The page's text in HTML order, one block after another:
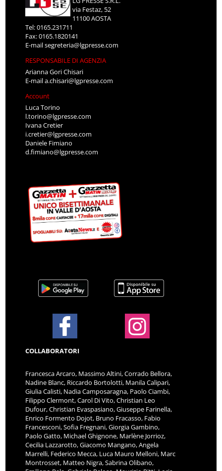
via Festaz, 52
11100 AOSTA
Tel: 0165.231711
Fax: 0165.1820141
E-mailsegreteria@lgpresse.com
RESPONSABILE DI AGENZIA
Arianna Gori Chisari
E-maila.chisari@lgpresse.com
Account
Luca Torino
l.torino@lgpresse.com
Ivana Cretier
i.cretier@lgpresse.com
Daniele Fimiano
d.fimiano@lgpresse.com
COLLABORATORI
Francesca Arcaro, Massimo Altini, Corrado Bellora,
Nadine Blanc, Riccardo Bortolotti, Manila Calipari,
Giulia Calisti, Nadia Camposaragna, Paolo Ciambi,
Filippo Clermont, Carol Di Vito, Christian Leo
Dufour, Christian Evaspasiano, Giuseppe Farinella,
Enrico Formento Dojot, Bruno Fracasso, Fabio
Francesconi, Sofia Fregnani, Giorgia Gambino,
Paolo Gatto, Michael Ghignone, Marlène Jorrioz,
Cecilia Lazzarotto, Giacomo Mangano, Angela
Marrelli, Federico Mecca, Luca Mauro Melloni, Marc
Montrosset, Matteo Nigra, Sabrina Olibano,